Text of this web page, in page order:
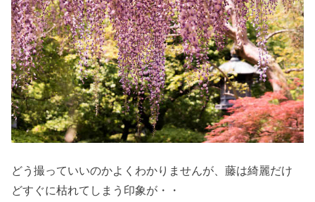
どう撮っていいのかよくわかりませんが、藤は綺麗だけ
どすぐに枯れてしまう印象が・・